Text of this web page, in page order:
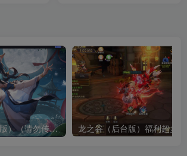
一骑当千（金屋版）（请勿传播宣传谢谢了，有点儿违禁） 龙之谷（后台版）福利超多